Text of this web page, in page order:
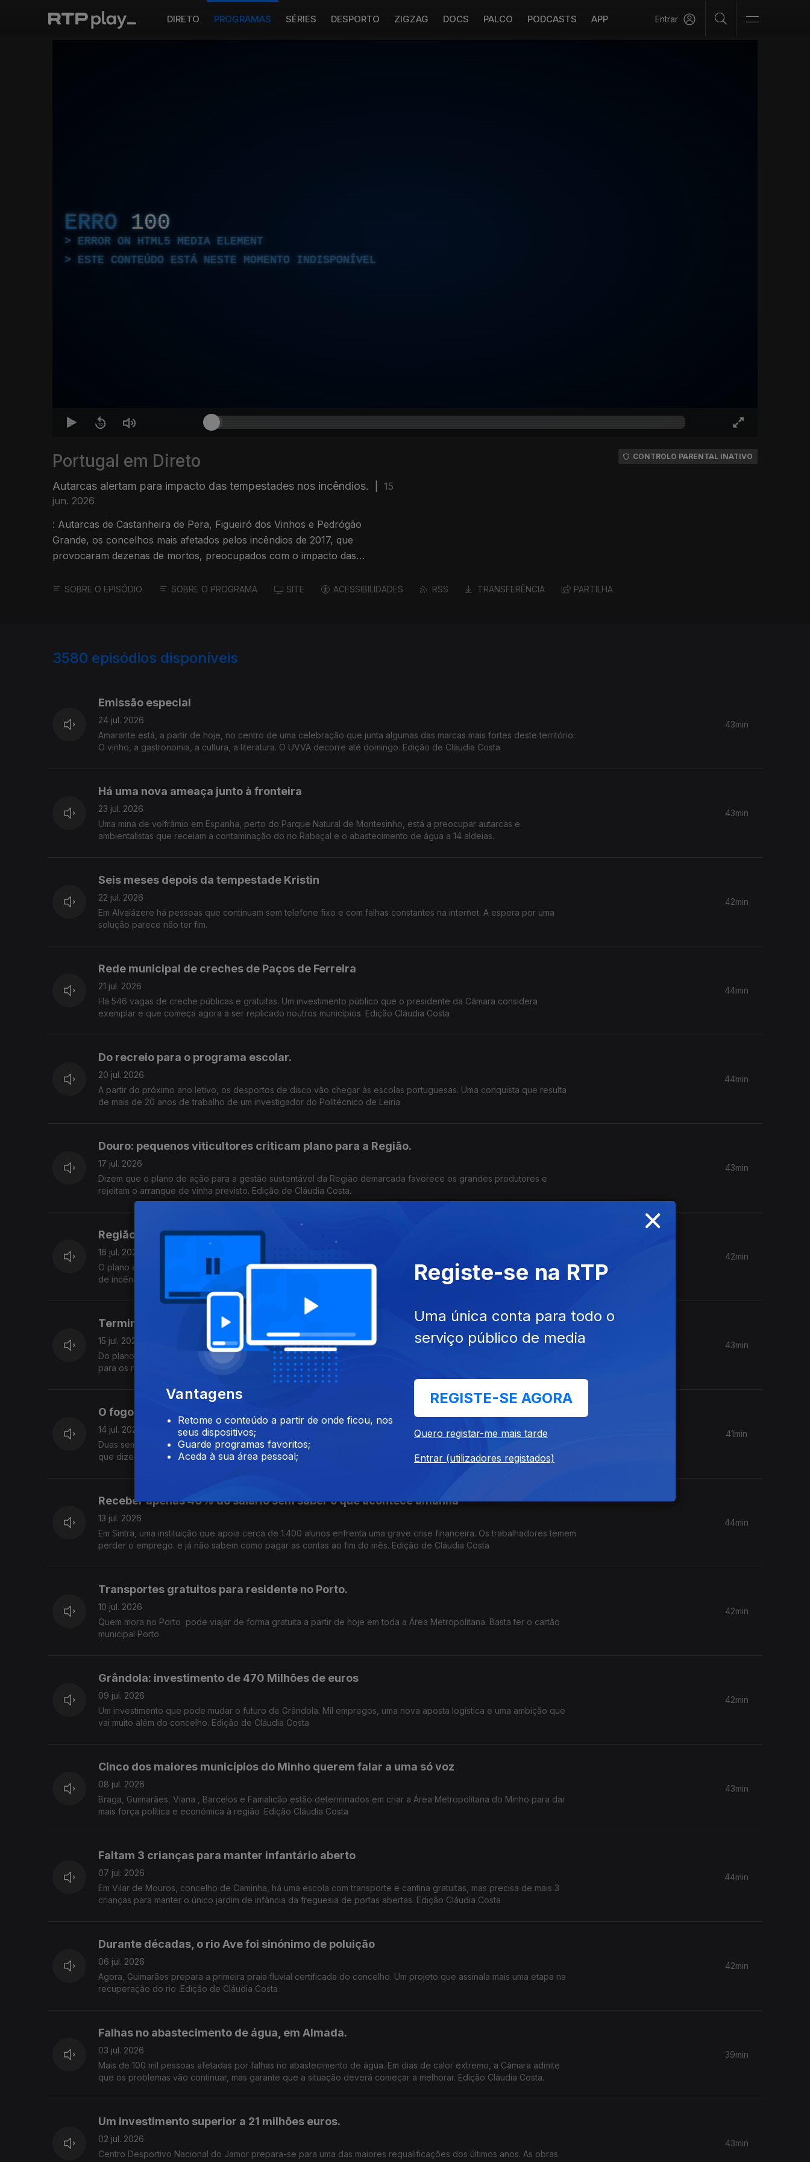
DIRETO PROGRAMAS SÉRIES DESPORTO ZIGZAG DOCS PALCO PODCASTS APP Entrar
ERRO 100
ERROR ON HTML5 MEDIA ELEMENT
ESTE CONTEÚDO ESTÁ NESTE MOMENTO INDISPONÍVEL
Portugal em Direto
Autarcas alertam para impacto das tempestades nos incêndios.
15
jun. 2026
: Autarcas de Castanheira de Pera, Figueiró dos Vinhos e Pedrógão
Grande, os concelhos mais afetados pelos incêndios de 2017, que
provocaram dezenas de mortos, preocupados com o impacto das
CONTROLO PARENTAL INATIVO
SOBRE O EPISÓDIO SOBRE O PROGRAMA SITE ACESSIBILIDADES RSS TRANSFERÊNCIA PARTILHA
3580 episódios disponíveis
Emissão especial
24 jul. 2026
Amarante está, a partir de hoje, no centro de uma celebração que junta algumas das marcas mais fortes deste território:
O vinho, a gastronomia, a cultura, a literatura. O UVVA decorre até domingo. Edição de Cláudia Costa
43min
Há uma nova ameaça junto à fronteira
23 jul. 2026
Uma mina de volfrâmio em Espanha, perto do Parque Natural de Montesinho, está a preocupar autarcas e
ambientalistas que receiam a contaminação do rio Rabaçal e o abastecimento de água a 14 aldeias.
43min
Seis meses depois da tempestade Kristin
22 jul. 2026
Em Alvaiázere há pessoas que continuam sem telefone fixo e com falhas constantes na internet. A espera por uma
solução parece não ter fim.
42min
Rede municipal de creches de Paços de Ferreira
21 jul. 2026
Há 546 vagas de creche públicas e gratuitas. Um investimento público que o presidente da Câmara considera
exemplar e que começa agora a ser replicado noutros municípios. Edição Cláudia Costa
44min
Do recreio para o programa escolar.
20 jul. 2026
A partir do próximo ano letivo, os desportos de disco vão chegar às escolas portuguesas. Uma conquista que resulta
de mais de 20 anos de trabalho de um investigador do Politécnico de Leiria.
44min
Douro: pequenos viticultores criticam plano para a Região.
17 jul. 2026
Dizem que o plano de ação para a gestão sustentável da Região demarcada favorece os grandes produtores e
rejeitam o arranque de vinha previsto. Edição de Cláudia Costa.
43min
Região do Cávado investe 88 Milhões na prevenção de incêndios.
16 jul. 2026
O plano estratégico acaba de receber luz verde e prevê intervenções em seis municípios . O objetivo é reduzir o risco
de incêndio, gerir melhor a paisagem e proteger as populações .Edição Cláudia Costa
42min
Termina hoje a consulta pública
15 jul. 2026
Do plano que pode acelerar a instalação de centrais eólicas e solares em Portugal. Autarquias e ambientalistas alertam
para os riscos da proposta e pedem uma revisão do documento. Edição Cláudia Costa
43min
O fogo passou mas as dificuldades ficaram
14 jul. 2026
Duas semanas depois do grande incêndio que devastou parte dos concelhos de Vouzela e Águeda, há moradores
que dizem ter sido esquecidos e reclamam apoios urgentes. Edição de Cláudia Costa
41min
Receber apenas 40% do salário sem saber o que acontece amanhã
13 jul. 2026
Em Sintra, uma instituição que apoia cerca de 1.400 alunos enfrenta uma grave crise financeira. Os trabalhadores temem
perder o emprego. e já não sabem como pagar as contas ao fim do mês. Edição de Cláudia Costa
44min
Transportes gratuitos para residente no Porto.
10 jul. 2026
Quem mora no Porto pode viajar de forma gratuita a partir de hoje em toda a Área Metropolitana. Basta ter o cartão
municipal Porto.
42min
Grândola: investimento de 470 Milhões de euros
09 jul. 2026
Um investimento que pode mudar o futuro de Grândola. Mil empregos, uma nova aposta logística e uma ambição que
vai muito além do concelho. Edição de Cláudia Costa
42min
Cinco dos maiores municípios do Minho querem falar a uma só voz
08 jul. 2026
Braga, Guimarães, Viana , Barcelos e Famalicão estão determinados em criar a Área Metropolitana do Minho para dar
mais força política e económica à região .Edição Cláudia Costa
43min
Faltam 3 crianças para manter infantário aberto
07 jul. 2026
Em Vilar de Mouros, concelho de Caminha, há uma escola com transporte e cantina gratuitas, mas precisa de mais 3
crianças para manter o único jardim de infância da freguesia de portas abertas. Edição Cláudia Costa
44min
Durante décadas, o rio Ave foi sinónimo de poluição
06 jul. 2026
Agora, Guimarães prepara a primeira praia fluvial certificada do concelho. Um projeto que assinala mais uma etapa na
recuperação do rio .Edição de Cláudia Costa
42min
Falhas no abastecimento de água, em Almada.
03 jul. 2026
Mais de 100 mil pessoas afetadas por falhas no abastecimento de água. Em dias de calor extremo, a Câmara admite
que os problemas vão continuar, mas garante que a situação deverá começar a melhorar. Edição Cláudia Costa.
39min
Um investimento superior a 21 milhões euros.
02 jul. 2026
Centro Desportivo Nacional do Jamor prepara-se para uma das maiores requalificações dos últimos anos. As obras
43min
×
Vantagens
Retome o conteúdo a partir de onde ficou, nos
seus dispositivos;
Guarde programas favoritos;
Aceda à sua área pessoal;
Registe-se na RTP
Uma única conta para todo o
serviço público de media
REGISTE-SE AGORA
Quero registar-me mais tarde
Entrar (utilizadores registados)